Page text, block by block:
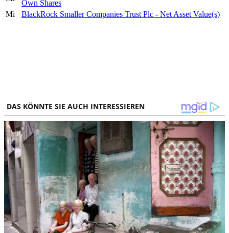
Own Shares
Mi
BlackRock Smaller Companies Trust Plc - Net Asset Value(s)